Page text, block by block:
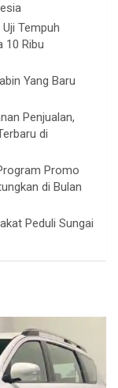
Tempuh
10 Ribu
Yang Baru
Penjualan,
di
Promo
di Bulan
Peduli Sungai